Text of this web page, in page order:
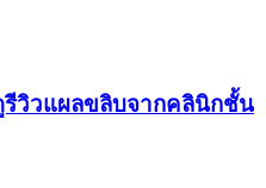
รีวิวแผลขลิบจากคลินิกชั้น